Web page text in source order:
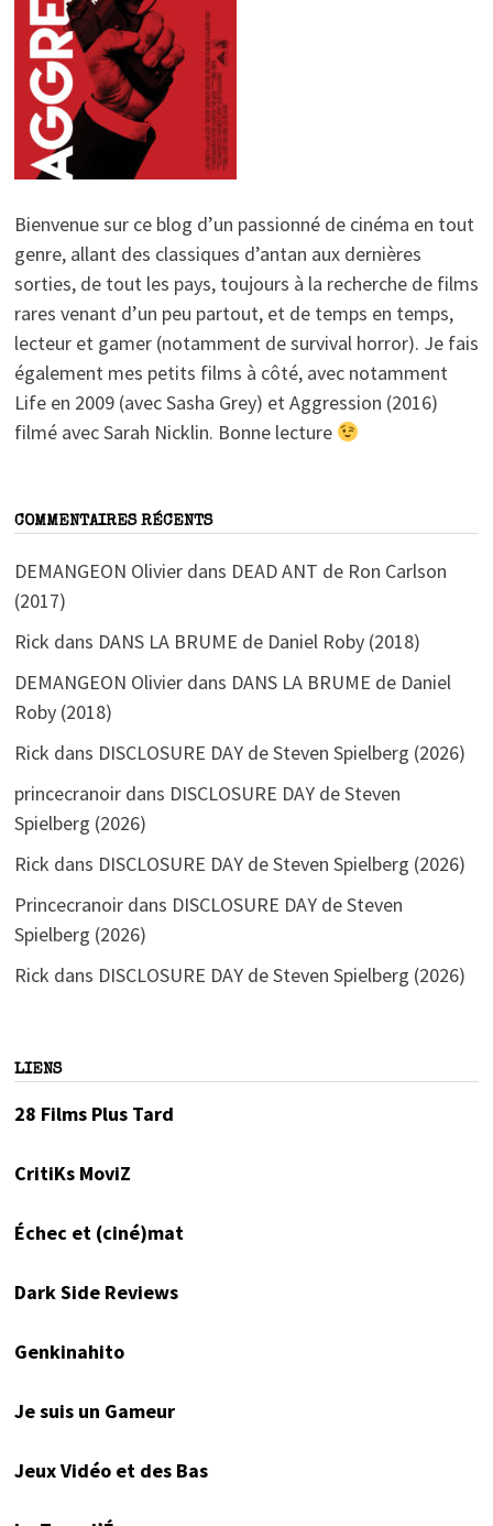
Bienvenue sur ce blog d’un passionné de cinéma en tout
genre, allant des classiques d’antan aux dernières
sorties, de tout les pays, toujours à la recherche de films
rares venant d’un peu partout, et de temps en temps,
lecteur et gamer (notamment de survival horror). Je fais
également mes petits films à côté, avec notamment
Life en 2009 (avec Sasha Grey) et Aggression (2016)
filmé avec Sarah Nicklin. Bonne lecture
COMMENTAIRES RÉCENTS
DEMANGEON Olivierdans DEAD ANT de Ron Carlson
(2017)
Rick dans DANS LA BRUME de Daniel Roby (2018)
DEMANGEON Olivierdans DANS LA BRUME de Daniel
Roby (2018)
Rick dans DISCLOSURE DAY de Steven Spielberg (2026)
princecranoirdans DISCLOSURE DAY de Steven
Spielberg (2026)
Rick dans DISCLOSURE DAY de Steven Spielberg (2026)
Princecranoirdans DISCLOSURE DAY de Steven
Spielberg (2026)
Rick dans DISCLOSURE DAY de Steven Spielberg (2026)
LIENS
28 Films Plus Tard
CritiKs MoviZ
Échec et (ciné)mat
Dark Side Reviews
Genkinahito
Je suis un Gameur
Jeux Vidéo et des Bas